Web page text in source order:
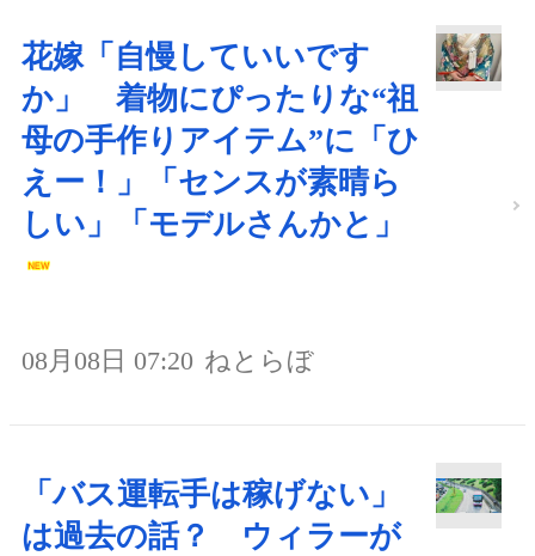
花嫁「自慢していいです
か」 着物にぴったりな“祖
母の手作りアイテム”に「ひ
えー！」「センスが素晴ら
しい」「モデルさんかと」
08月08日 07:20 ねとらぼ
「バス運転手は稼げない」
は過去の話？ ウィラーが